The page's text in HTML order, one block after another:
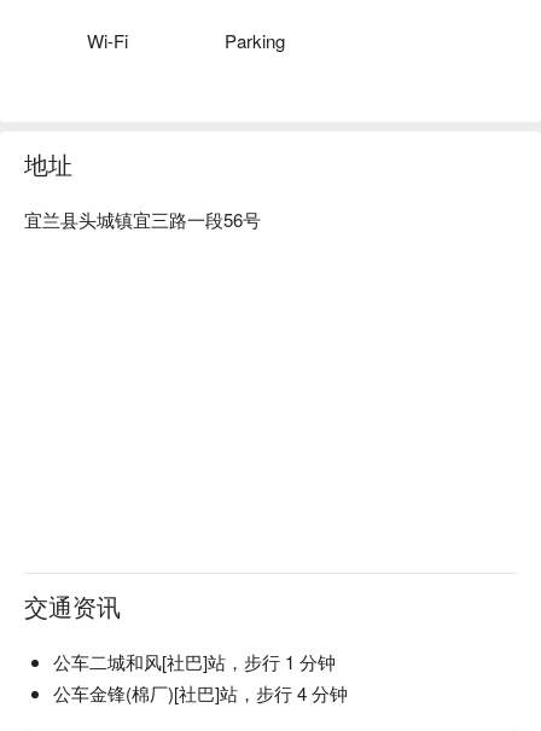
Wi-Fi Parking
地址
宜兰县头城镇宜三路一段56号
交通资讯
公车二城和风[社巴]站，步行 1 分钟
公车金锋(棉厂)[社巴]站，步行 4 分钟